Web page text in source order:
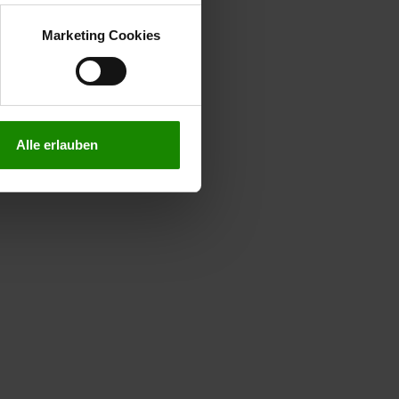
zulassen möchten.
“, wenn Sie mit
Sie bitte unsere
Marketing Cookies
Alle erlauben